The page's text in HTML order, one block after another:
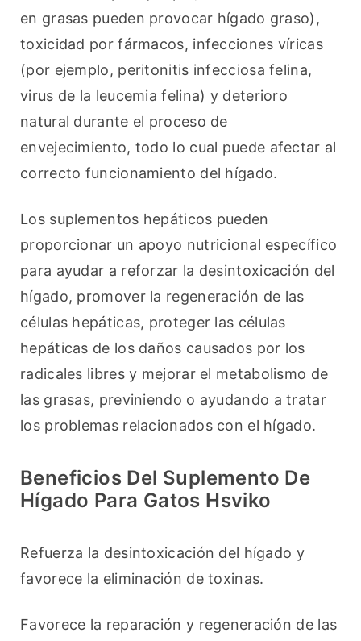
en grasas pueden provocar hígado graso),
toxicidad por fármacos, infecciones víricas
(por ejemplo, peritonitis infecciosa felina,
virus de la leucemia felina) y deterioro
natural durante el proceso de
envejecimiento, todo lo cual puede afectar al
correcto funcionamiento del hígado.
Los suplementos hepáticos pueden
proporcionar un apoyo nutricional específico
para ayudar a reforzar la desintoxicación del
hígado, promover la regeneración de las
células hepáticas, proteger las células
hepáticas de los daños causados por los
radicales libres y mejorar el metabolismo de
las grasas, previniendo o ayudando a tratar
los problemas relacionados con el hígado.
Beneficios Del Suplemento De
Hígado Para Gatos Hsviko
Refuerza la desintoxicación del hígado y
favorece la eliminación de toxinas.
Favorece la reparación y regeneración de las